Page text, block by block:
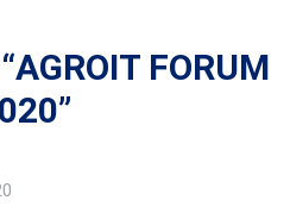
FORUM